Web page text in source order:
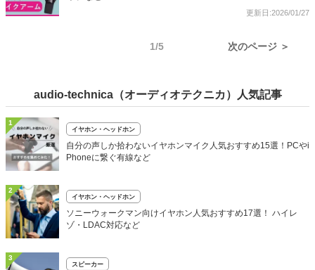
更新日:2026/01/27
1/5 次のページ ＞
audio-technica（オーディオテクニカ）人気記事
1
イヤホン・ヘッドホン
自分の声しか拾わないイヤホンマイク人気おすすめ15選！PCやi
Phoneに繋ぐ有線など
2
イヤホン・ヘッドホン
ソニーウォークマン向けイヤホン人気おすすめ17選！ ハイレ
ゾ・LDAC対応など
3
スピーカー